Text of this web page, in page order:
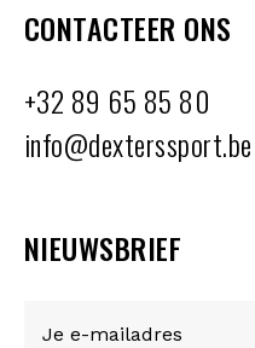
CONTACTEER ONS
+32 89 65 85 80
info@dexterssport.be
NIEUWSBRIEF